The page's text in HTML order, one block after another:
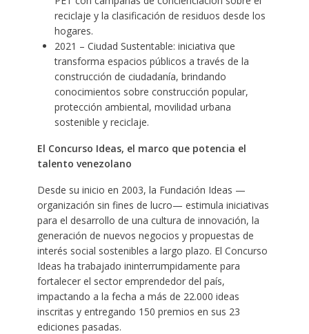
reciclaje y la clasificación de residuos desde los
hogares.
2021 – Ciudad Sustentable: iniciativa que
transforma espacios públicos a través de la
construcción de ciudadanía, brindando
conocimientos sobre construcción popular,
protección ambiental, movilidad urbana
sostenible y reciclaje.
El Concurso Ideas, el marco que potencia el
talento venezolano
Desde su inicio en 2003, la Fundación Ideas —
organización sin fines de lucro— estimula iniciativas
para el desarrollo de una cultura de innovación, la
generación de nuevos negocios y propuestas de
interés social sostenibles a largo plazo. El Concurso
Ideas ha trabajado ininterrumpidamente para
fortalecer el sector emprendedor del país,
impactando a la fecha a más de 22.000 ideas
inscritas y entregando 150 premios en sus 23
ediciones pasadas.